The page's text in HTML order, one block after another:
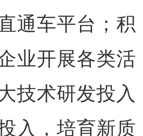
通车平台；积
业开展各类活
技术研发投入
入，培育新质